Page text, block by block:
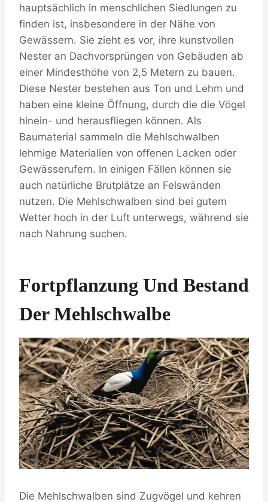
hauptsächlich in menschlichen Siedlungen zu
finden ist, insbesondere in der Nähe von
Gewässern. Sie zieht es vor, ihre kunstvollen
Nester an Dachvorsprüngen von Gebäuden ab
einer Mindesthöhe von 2,5 Metern zu bauen.
Diese Nester bestehen aus Ton und Lehm und
haben eine kleine Öffnung, durch die die Vögel
hinein- und herausfliegen können. Als
Baumaterial sammeln die Mehlschwalben
lehmige Materialien von offenen Lacken oder
Gewässerufern. In einigen Fällen können sie
auch natürliche Brutplätze an Felswänden
nutzen. Die Mehlschwalben sind bei gutem
Wetter hoch in der Luft unterwegs, während sie
nach Nahrung suchen.
Fortpflanzung Und Bestand
Der Mehlschwalbe
Die Mehlschwalben sind Zugvögel und kehren